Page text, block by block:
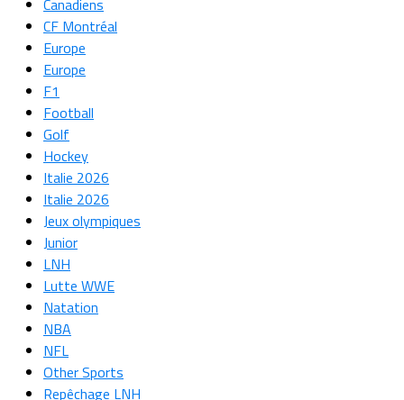
Canadiens
CF Montréal
Europe
Europe
F1
Football
Golf
Hockey
Italie 2026
Italie 2026
Jeux olympiques
Junior
LNH
Lutte WWE
Natation
NBA
NFL
Other Sports
Repêchage LNH